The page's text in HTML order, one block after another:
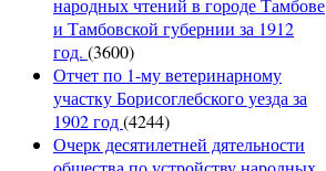
народных чтений в городе Тамбове
и Тамбовской губернии за 1912
год. (3600)
Отчет по 1-му ветеринарному
участку Борисоглебского уезда за
1902 год(4244)
Очерк десятилетней дятельности